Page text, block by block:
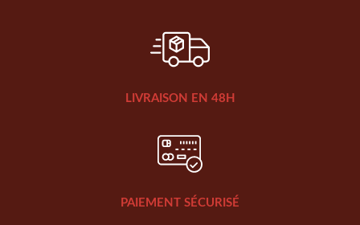
LIVRAISON EN 48H
PAIEMENT SÉCURISÉ